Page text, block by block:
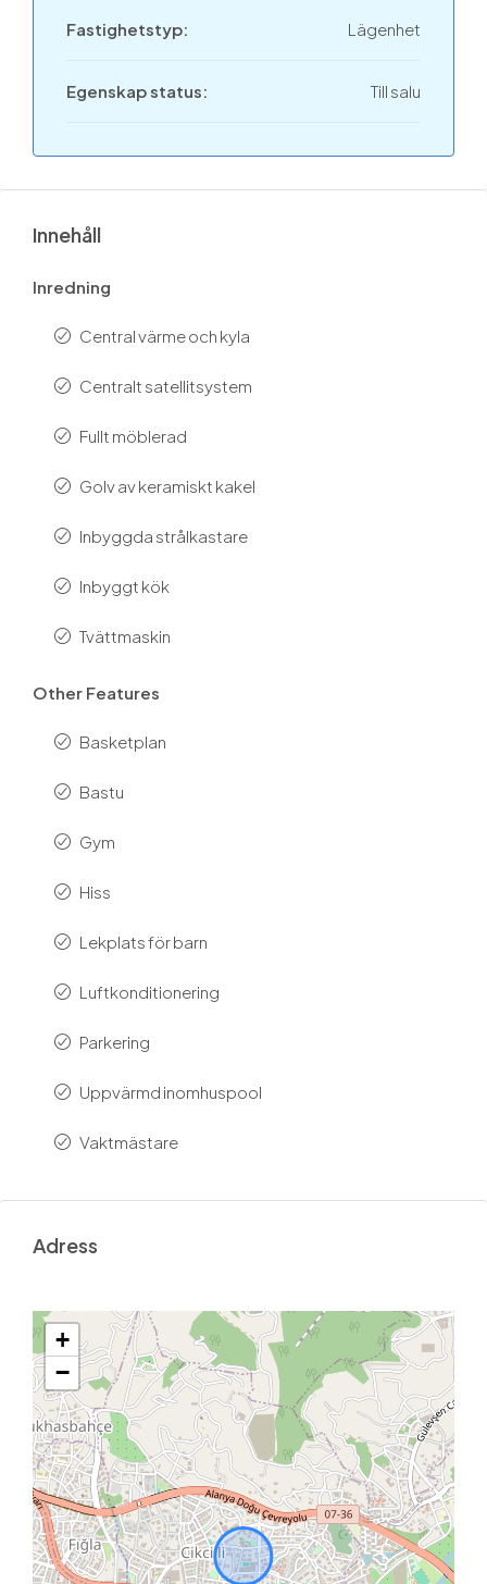
Fastighetstyp: Lägenhet
Egenskap status: Till salu
Innehåll
Inredning
Central värme och kyla
Centralt satellitsystem
Fullt möblerad
Golv av keramiskt kakel
Inbyggda strålkastare
Inbyggt kök
Tvättmaskin
Other Features
Basketplan
Bastu
Gym
Hiss
Lekplats för barn
Luftkonditionering
Parkering
Uppvärmd inomhuspool
Vaktmästare
Adress
+
−